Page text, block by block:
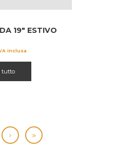
19″ ESTIVO
inclusa
tutto